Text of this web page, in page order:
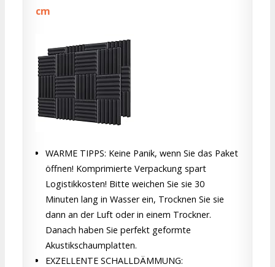
cm
WARME TIPPS: Keine Panik, wenn Sie das Paket
öffnen! Komprimierte Verpackung spart
Logistikkosten! Bitte weichen Sie sie 30
Minuten lang in Wasser ein, Trocknen Sie sie
dann an der Luft oder in einem Trockner.
Danach haben Sie perfekt geformte
Akustikschaumplatten.
EXZELLENTE SCHALLDÄMMUNG: